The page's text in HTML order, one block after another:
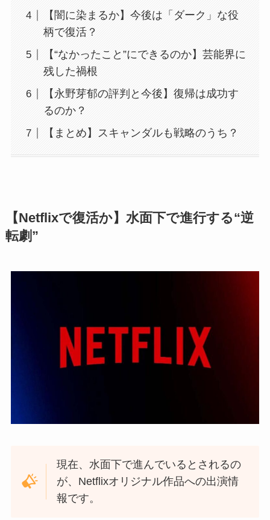
【闇に染まるか】今後は「ダーク」な役
柄で復活？
【“なかったこと”にできるのか】芸能界に
残した禍根
【永野芽郁の評判と今後】復帰は成功す
るのか？
【まとめ】スキャンダルも戦略のうち？
【Netflixで復活か】水面下で進行する“逆
転劇”
現在、水面下で進んでいるとされるの
が、Netflixオリジナル作品への出演情
報です。